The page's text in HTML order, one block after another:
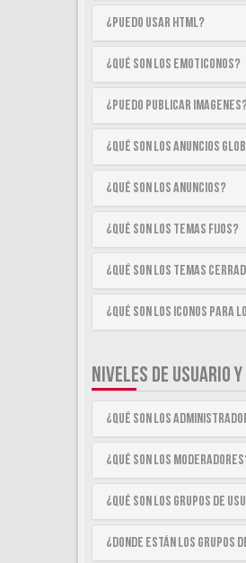
¿Puedo usar HTML?
¿Qué son los emoticonos?
¿Puedo publicar
¿Qué son los anuncios
¿Qué son los anuncios?
¿Qué son los temas fijos?
¿Qué son los temas
¿Qué son los iconos para
NIVELES DE USUARIO
¿Qué son los
¿Qué son los
¿Qué son los Grupos de
¿Donde están los Grupos